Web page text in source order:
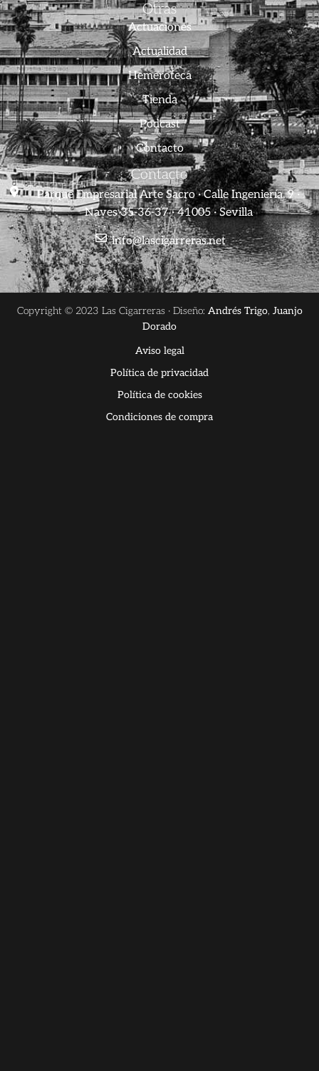
Otras
Actuaciones
Actualidad
Hemeroteca
Tienda
Podcast
Contacto
Contacto
Parque Empresarial Arte Sacro · Calle Ingeniería, 9 ·
Naves 35-36-37 · 41005 · Sevilla
info@lascigarreras.net
Copyright © 2023 Las Cigarreras · Diseño: Andrés Trigo, Juanjo
Dorado
Aviso legal
Política de privacidad
Política de cookies
Condiciones de compra